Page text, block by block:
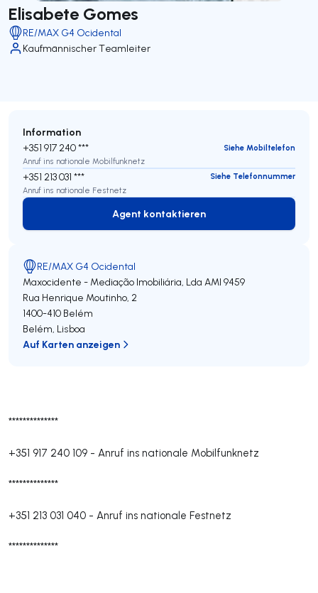
Elisabete Gomes
RE/MAX G4 Ocidental
Kaufmännischer Teamleiter
**************
+351 917 240 109 - Anruf ins nationale Mobilfunknetz
**************
+351 213 031 040 - Anruf ins nationale Festnetz
**************
Information
+351 917 240 ***
Siehe Mobiltelefon
Anruf ins nationale Mobilfunknetz
+351 213 031 ***
Siehe Telefonnummer
Anruf ins nationale Festnetz
Agent kontaktieren
Agent kontaktieren
RE/MAX G4 Ocidental
Maxocidente - Mediação Imobiliária, Lda AMI 9459
Rua Henrique Moutinho, 2
1400-410 Belém
Belém, Lisboa
Auf Karten anzeigen